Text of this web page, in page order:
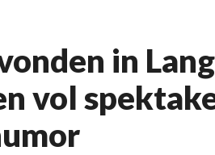
in
vol